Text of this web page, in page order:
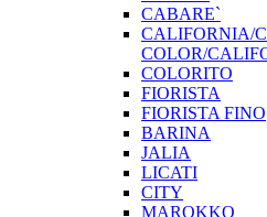
CABARE`
CALIFORNIA/
COLOR/
COLORITO
FIORISTA
FIORISTA FINO
BARINA
JALIA
LICATI
CITY
MAROKKO